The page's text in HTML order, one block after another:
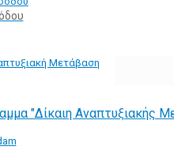
Μετάβαση
"Δίκαιη Αναπτυξιακής